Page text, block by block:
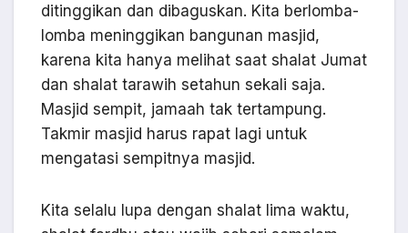
ditinggikan dan dibaguskan. Kita berlomba-
lomba meninggikan bangunan masjid,
karena kita hanya melihat saat shalat Jumat
dan shalat tarawih setahun sekali saja.
Masjid sempit, jamaah tak tertampung.
Takmir masjid harus rapat lagi untuk
mengatasi sempitnya masjid.
Kita selalu lupa dengan shalat lima waktu,